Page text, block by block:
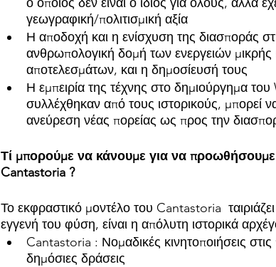
γεωγραφική/πολιτισμική αξία
Η αποδοχή και η ενίσχυση της διασποράς
ανθρωπολογική δομή των ενεργειών
αποτελεσμάτων, και η δημοσίευσή τους
Η εμπειρία της τέχνης στο δημιούργημα
συλλέχθηκαν από τους ιστορικούς, μπορεί
ανεύρεση νέας πορείας ως προς την
Τί μπορούμε να κάνουμε για να προωθήσουμε
Cantastoria ?
Το εκφραστικό μοντέλο του Cantastoria
εγγενή του φύση, είναι η απόλυτη ιστορικά
Cantastoria : Νομαδικές κινητοποιήσεις
δημόσιες δράσεις